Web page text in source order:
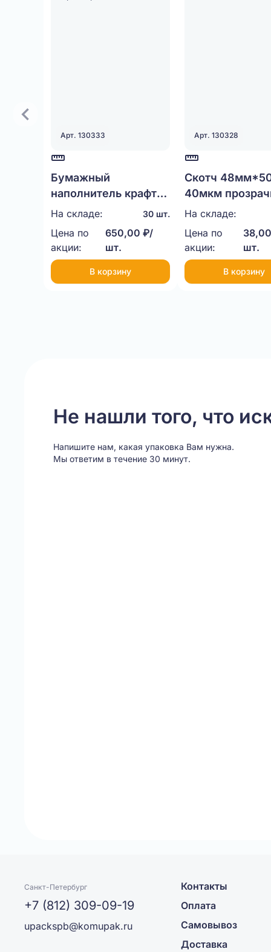
Арт. 130333
Бумажный
наполнитель крафт
3,8мм, 1кг.
На складе: 30 шт.
Цена по
акции:
650,00 ₽/
шт.
В корзину
Арт. 130328
Скотч
40мкм
На складе:
Цена по
акции:
шт.
В корзину
Не нашли того, что
Напишите нам, какая упаковка Вам нужна.
Мы ответим в течение 30 минут.
Санкт-Петербург
+7 (812) 309-09-19
upackspb@komupak.ru
Контакты
Оплата
Самовывоз
Доставка